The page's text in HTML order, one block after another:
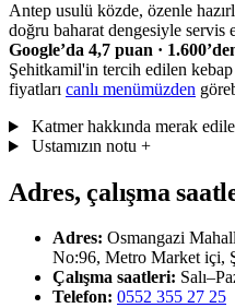
Antep usulü közde, özenle
doğru baharat dengesiyle servis
Google’da 4,7 puan ·
Şehitkamil'in tercih edilen
fiyatları canlı menümüzden
Katmer hakkında merak
Ustamızın notu +
Adres, çalışma
Adres: Osmangazi
No:96, Metro Market içi,
Çalışma saatleri:
Telefon: 0552 355 27 25